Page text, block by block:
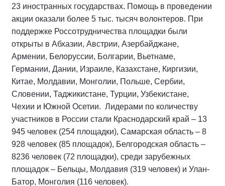
23 иностранных государствах. Помощь в проведении
акции оказали более 5 тыс. тысяч волонтеров. При
поддержке Россотрудничества площадки были
открыты в Абхазии, Австрии, Азербайджане,
Армении, Белоруссии, Болгарии, Вьетнаме,
Германии, Дании, Израиле, Казахстане, Киргизии,
Китае, Молдавии, Монголии, Польше, Сербии,
Словении, Таджикистане, Турции, Узбекистане,
Чехии и Южной Осетии. Лидерами по количеству
участников в России стали Краснодарский край – 13
945 человек (254 площадки), Самарская область – 8
928 человек (85 площадок), Белгородская область –
8236 человек (72 площадки), среди зарубежных
площадок – Бельцы, Молдавия (319 человек) и Улан-
Батор, Монголия (116 человек).